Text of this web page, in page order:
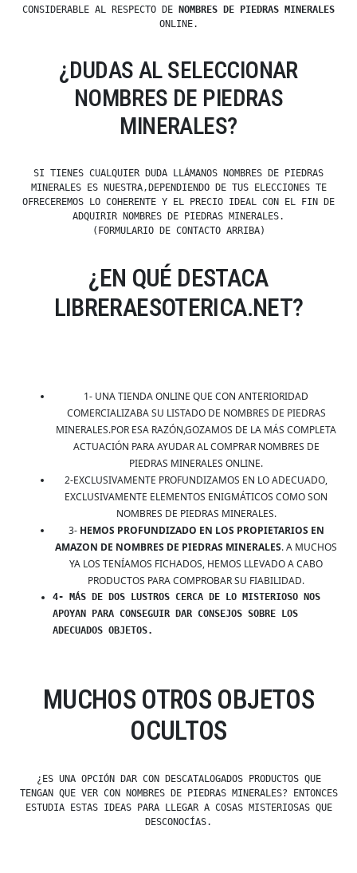
CONSIDERABLE AL RESPECTO DE
NOMBRES DE PIEDRAS MINERALES
ONLINE.
¿DUDAS AL SELECCIONAR
NOMBRES DE PIEDRAS
MINERALES?
SI TIENES CUALQUIER DUDA LLÁMANOS NOMBRES DE PIEDRAS
MINERALES ES NUESTRA,DEPENDIENDO DE TUS ELECCIONES TE
OFRECEREMOS LO COHERENTE Y EL PRECIO IDEAL CON EL FIN DE
ADQUIRIR NOMBRES DE PIEDRAS MINERALES.
(FORMULARIO DE CONTACTO ARRIBA)
¿EN QUÉ DESTACA
LIBRERAESOTERICA.NET?
1- UNA TIENDA ONLINE QUE CON ANTERIORIDAD
COMERCIALIZABA SU LISTADO DE NOMBRES DE PIEDRAS
MINERALES.POR ESA RAZÓN,GOZAMOS DE LA MÁS COMPLETA
ACTUACIÓN PARA AYUDAR AL COMPRAR NOMBRES DE
PIEDRAS MINERALES ONLINE.
2-EXCLUSIVAMENTE PROFUNDIZAMOS EN LO ADECUADO,
EXCLUSIVAMENTE ELEMENTOS ENIGMÁTICOS COMO SON
NOMBRES DE PIEDRAS MINERALES.
3- HEMOS PROFUNDIZADO EN LOS PROPIETARIOS EN
AMAZON DE NOMBRES DE PIEDRAS MINERALES. A MUCHOS
YA LOS TENÍAMOS FICHADOS, HEMOS LLEVADO A CABO
PRODUCTOS PARA COMPROBAR SU FIABILIDAD.
4- MÁS DE DOS LUSTROS CERCA DE LO MISTERIOSO NOS
APOYAN PARA CONSEGUIR DAR CONSEJOS SOBRE LOS
ADECUADOS OBJETOS.
MUCHOS OTROS OBJETOS
OCULTOS
¿ES UNA OPCIÓN DAR CON DESCATALOGADOS PRODUCTOS QUE
TENGAN QUE VER CON NOMBRES DE PIEDRAS MINERALES? ENTONCES
ESTUDIA ESTAS IDEAS PARA LLEGAR A COSAS MISTERIOSAS QUE
DESCONOCÍAS.